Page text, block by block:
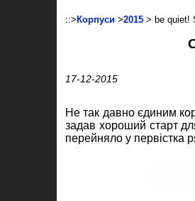
::> Корпуси >2015 > be quiet!
17-12-2015
Не так давно єдиним
задав хороший старт
перейняло у первістка